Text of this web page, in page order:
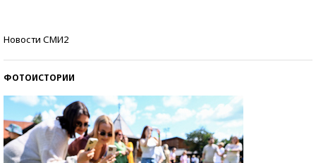
Новости СМИ2
ФОТОИСТОРИИ